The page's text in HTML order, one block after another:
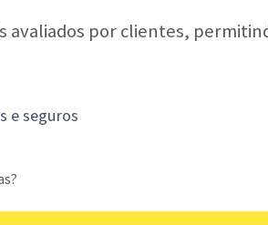
avaliados por clientes,
e seguros